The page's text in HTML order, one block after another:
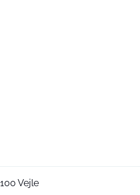
Vejle